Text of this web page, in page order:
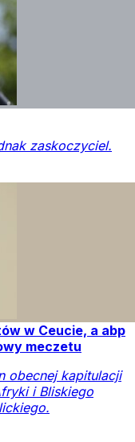
zaskoczyciel.
w Ceucie, a abp
meczetu
obecnej kapitulacji
i Bliskiego